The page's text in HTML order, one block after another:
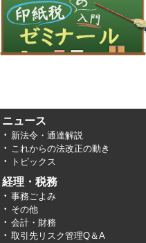
ニュース
新法令・通達解説
これからの法改正の動き
トピックス
経理・税務
事務ごよみ
その他
会計・財務
取引先リスク管理Q＆A